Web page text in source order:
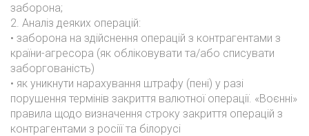
заборона;
2. Аналіз деяких операцій:
• заборона на здійснення операцій з контрагентами з
країни-агресора (як обліковувати та/або списувати
заборгованість)
• як уникнути нарахування штрафу (пені) у разі
порушення термінів закриття валютної операції. «Воєнні»
правила щодо визначення строку закриття операцій з
контрагентами з росіїї та білорусі